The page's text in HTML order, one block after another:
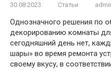
30.08.2023 Статьи
Однозначного решения по
декорированию комнаты
сегодняшний день нет,
шары» во время ремонта
своему вкусу, в